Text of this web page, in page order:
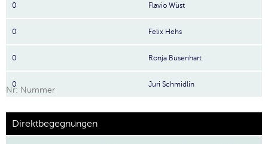
0 Flavio Wüst
0 Felix Hehs
0 Ronja Busenhart
0 Juri Schmidlin
Nr: Nummer
Direktbegegnungen